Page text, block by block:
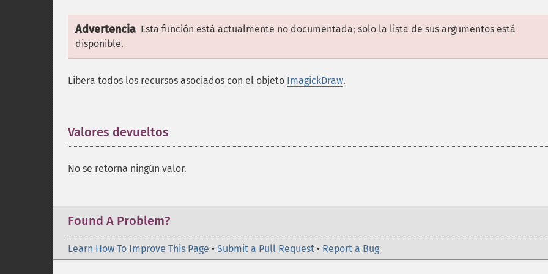
Advertencia Esta función está actualmente no documentada; solo la lista de sus argumentos está
disponible.
Libera todos los recursos asociados con el objeto ImagickDraw.
Valores devueltos
No se retorna ningún valor.
Found A Problem?
Learn How To Improve This Page • Submit a Pull Request • Report a Bug